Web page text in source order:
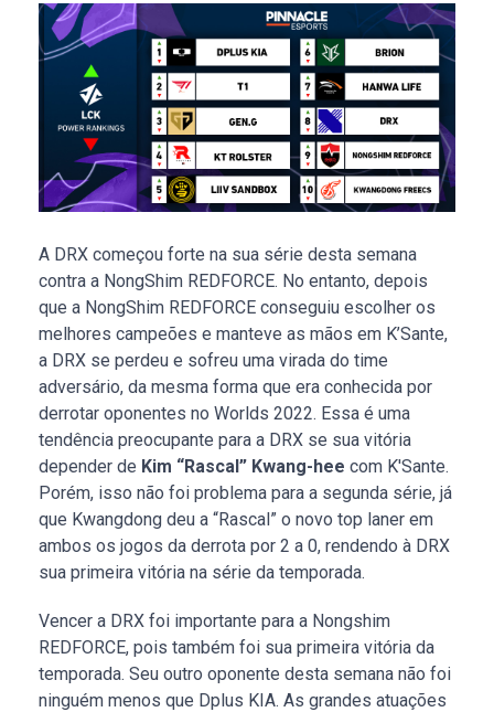
A DRX começou forte na sua série desta semana
contra a NongShim REDFORCE. No entanto, depois
que a NongShim REDFORCE conseguiu escolher os
melhores campeões e manteve as mãos em K’Sante,
a DRX se perdeu e sofreu uma virada do time
adversário, da mesma forma que era conhecida por
derrotar oponentes no Worlds 2022. Essa é uma
tendência preocupante para a DRX se sua vitória
depender de Kim “Rascal” Kwang-hee com K'Sante.
Porém, isso não foi problema para a segunda série, já
que Kwangdong deu a “Rascal” o novo top laner em
ambos os jogos da derrota por 2 a 0, rendendo à DRX
sua primeira vitória na série da temporada.
Vencer a DRX foi importante para a Nongshim
REDFORCE, pois também foi sua primeira vitória da
temporada. Seu outro oponente desta semana não foi
ninguém menos que Dplus KIA. As grandes atuações